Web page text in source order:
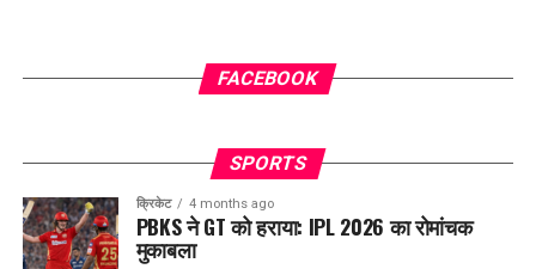
FACEBOOK
SPORTS
क्रिकेट 4 months ago
PBKS ने GT को हराया: IPL 2026 का रोमांचक
मुकाबला